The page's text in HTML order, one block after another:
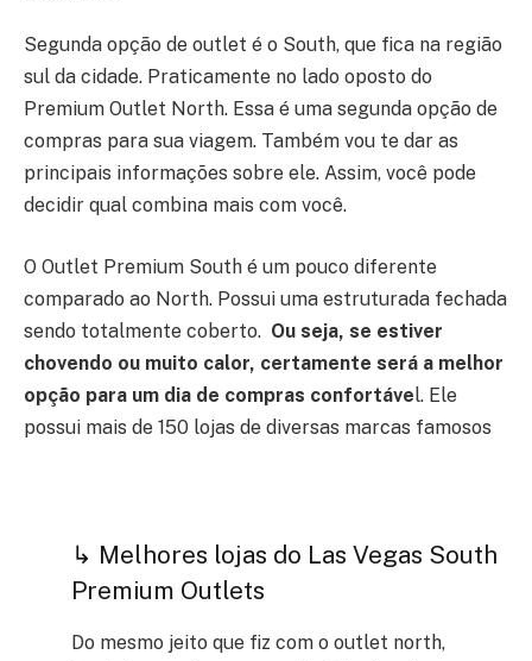
Segunda opção de outlet é o South, que fica na região
sul da cidade. Praticamente no lado oposto do
Premium Outlet North. Essa é uma segunda opção de
compras para sua viagem. Também vou te dar as
principais informações sobre ele. Assim, você pode
decidir qual combina mais com você.
O Outlet Premium South é um pouco diferente
comparado ao North. Possui uma estruturada fechada
sendo totalmente coberto. Ou seja, se estiver
chovendo ou muito calor, certamente será a melhor
opção para um dia de compras confortável. Ele
possui mais de 150 lojas de diversas marcas famosos
↳ Melhores lojas do Las Vegas South
Premium Outlets
Do mesmo jeito que fiz com o outlet north,